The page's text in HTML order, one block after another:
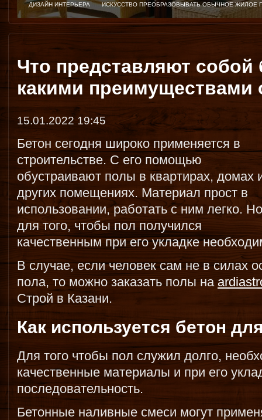
ДИЗАЙН ИНТЕРЬЕРА ИСКУССТВО ПРЕОБРАЗОВЫВАТЬ ОБЫЧНОЕ
Что представляют
какими преимуществами
15.01.2022 19:45
Бетон сегодня широко применяется в
строительстве. С его помощью
обустраивают полы в квартирах, домах
других помещениях. Материал прост в
использовании, работать с ним легко. Но
для того, чтобы пол получился
качественным при его укладке
В случае, если человек сам не в силах
пола, то можно заказать полы на
Строй в Казани.
Как используется бетон
Для того чтобы пол служил долго,
качественные материалы и при его
последовательность.
Бетонные наливные смеси могут